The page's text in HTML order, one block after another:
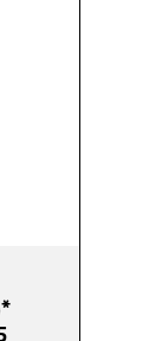
5 von 5